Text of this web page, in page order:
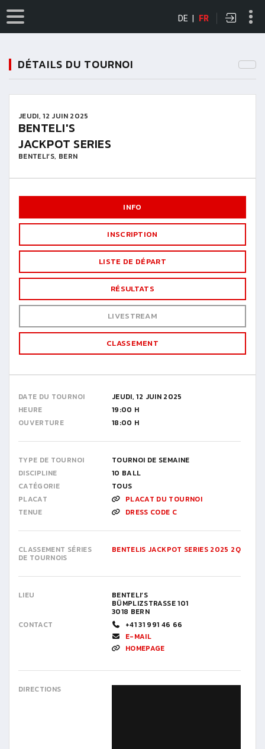
DE | FR
DÉTAILS DU TOURNOI
JEUDI, 12 JUIN 2025
BENTELI'S
JACKPOT SERIES
BENTELI’S, BERN
INFO
INSCRIPTION
LISTE DE DÉPART
RÉSULTATS
LIVESTREAM
CLASSEMENT
DATE DU TOURNOI
JEUDI, 12 JUIN 2025
HEURE
19:00 H
OUVERTURE
18:00 H
TYPE DE TOURNOI
TOURNOI DE SEMAINE
DISCIPLINE
10 BALL
CATÉGORIE
TOUS
PLACAT
PLACAT DU TOURNOI
TENUE
DRESS CODE C
CLASSEMENT SÉRIES
DE TOURNOIS
BENTELIS JACKPOT SERIES 2025 2Q
LIEU BENTELI’S
BÜMPLIZSTRASSE 101
3018 BERN
CONTACT
+41 31 991 46 66
E-MAIL
HOMEPAGE
DIRECTIONS